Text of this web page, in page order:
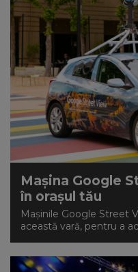
Mașina Google
în orașul tău
Mașinile Google Street
această vară, pentru a